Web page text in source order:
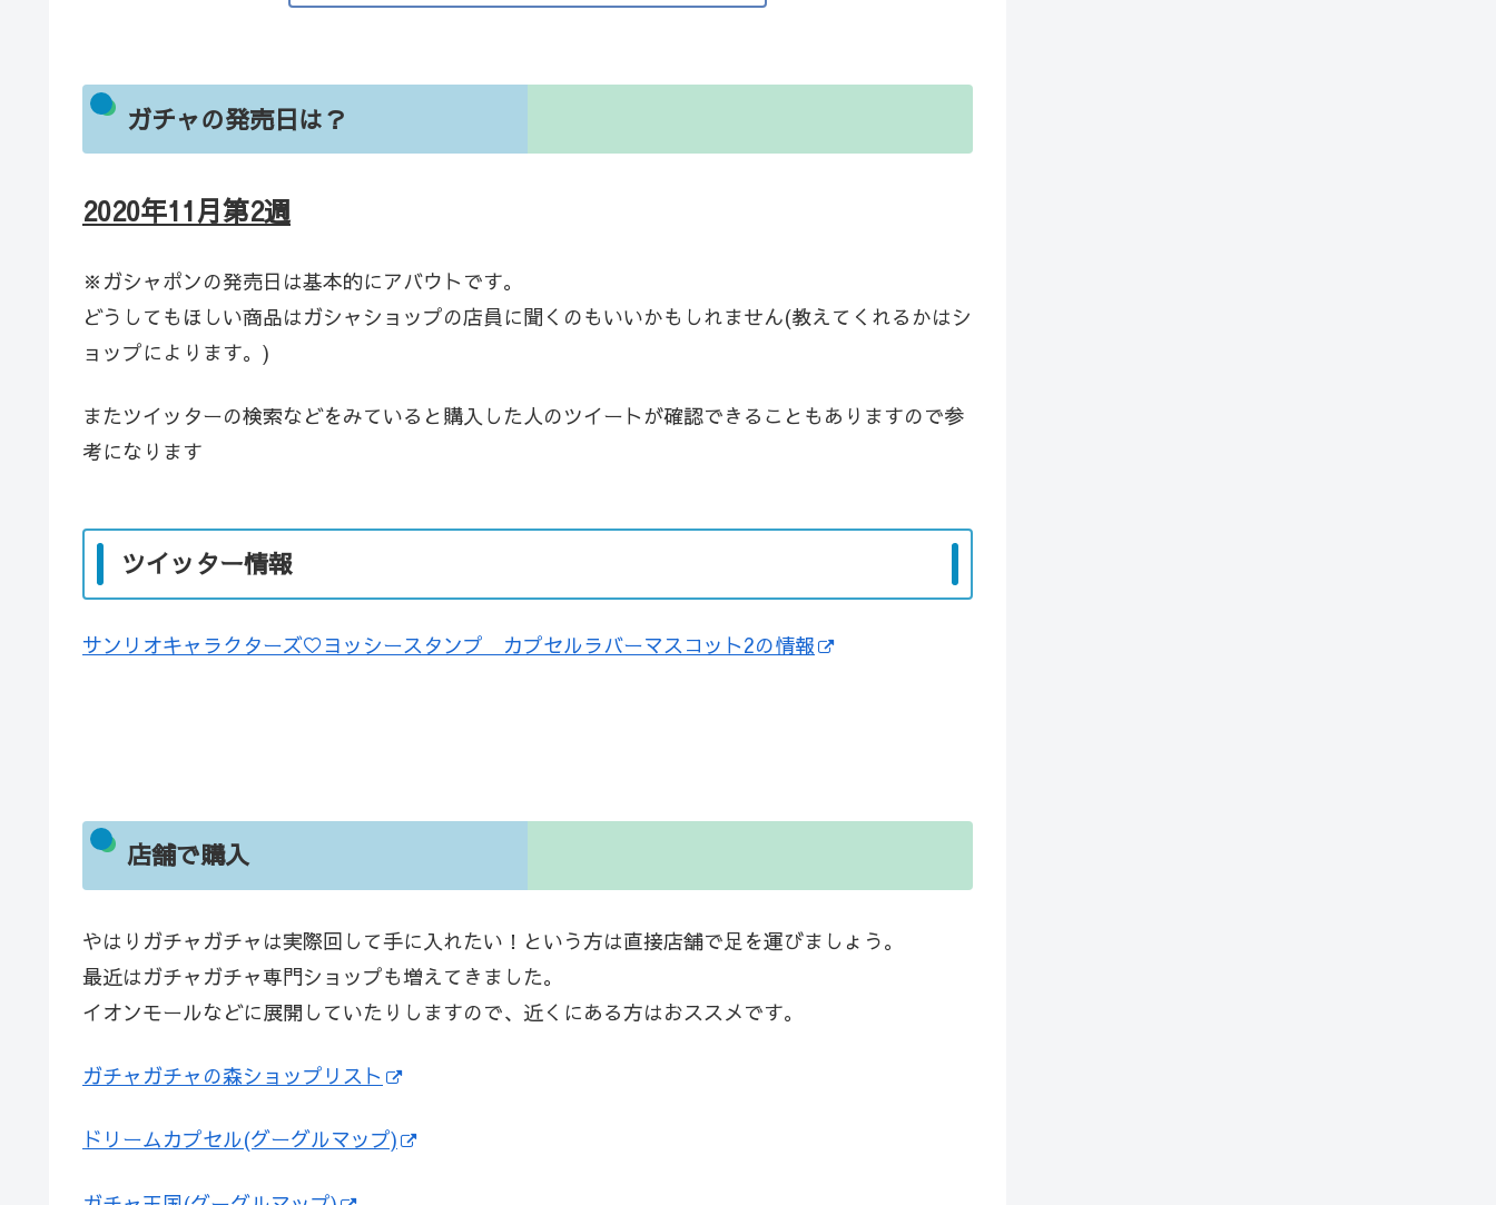
ガチャの発売日は？
2020年11月第2週
※ガシャポンの発売日は基本的にアバウトです。
どうしてもほしい商品はガシャショップの店員に聞くのもいいかもしれません(教えてくれるかはシ
ョップによります。)
またツイッターの検索などをみていると購入した人のツイートが確認できることもありますので参
考になります
ツイッター情報
サンリオキャラクターズ♡ヨッシースタンプ カプセルラバーマスコット2の情報
店舗で購入
やはりガチャガチャは実際回して手に入れたい！という方は直接店舗で足を運びましょう。
最近はガチャガチャ専門ショップも増えてきました。
イオンモールなどに展開していたりしますので、近くにある方はおススメです。
ガチャガチャの森ショップリスト
ドリームカプセル(グーグルマップ)